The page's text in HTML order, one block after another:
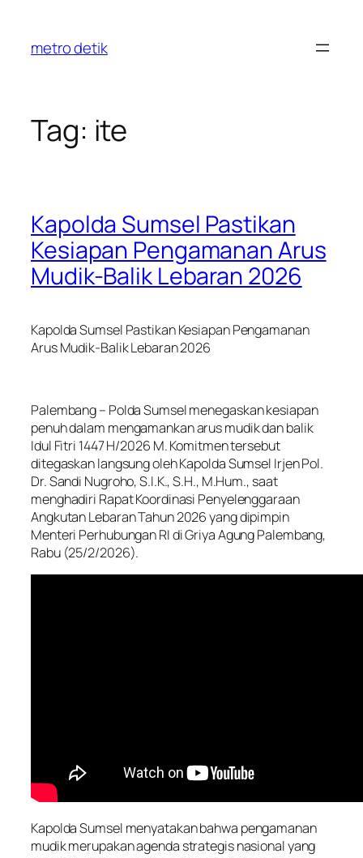
content
metro detik
Tag: ite
Kapolda Sumsel Pastikan
Kesiapan Pengamanan Arus
Mudik-Balik Lebaran 2026
Kapolda Sumsel Pastikan Kesiapan Pengamanan
Arus Mudik-Balik Lebaran 2026
Palembang – Polda Sumsel menegaskan kesiapan
penuh dalam mengamankan arus mudik dan balik
Idul Fitri 1447 H/2026 M. Komitmen tersebut
ditegaskan langsung oleh Kapolda Sumsel Irjen Pol.
Dr. Sandi Nugroho, S.I.K., S.H., M.Hum., saat
menghadiri Rapat Koordinasi Penyelenggaraan
Angkutan Lebaran Tahun 2026 yang dipimpin
Menteri Perhubungan RI di Griya Agung Palembang,
Rabu (25/2/2026).
Kapolda Sumsel menyatakan bahwa pengamanan
mudik merupakan agenda strategis nasional yang